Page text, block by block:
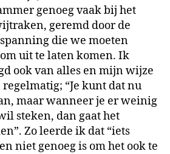
genoeg vaak bij het
geremd door de
die we moeten
uit te laten komen. Ik
ook van alles en mijn wijze
“Je kunt dat nu
maar wanneer je er weinig
steken, dan gaat het
Zo leerde ik dat “iets
niet genoeg is om het ook te